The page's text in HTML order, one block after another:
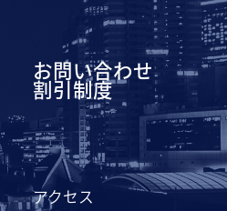
お問い合わせ
割引制度
アクセス